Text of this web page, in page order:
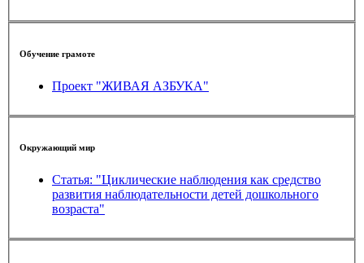
Обучение грамоте
Проект "ЖИВАЯ АЗБУКА"
Окружающий мир
Статья: "Циклические наблюдения как средство
развития наблюдательности детей дошкольного
возраста"